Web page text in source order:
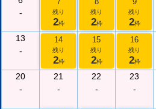
-
残り
2枠
残り
2枠
残り
2枠
13
-
14
残り
2枠
15
残り
2枠
16
残り
2枠
20
-
21
-
22
-
23
-